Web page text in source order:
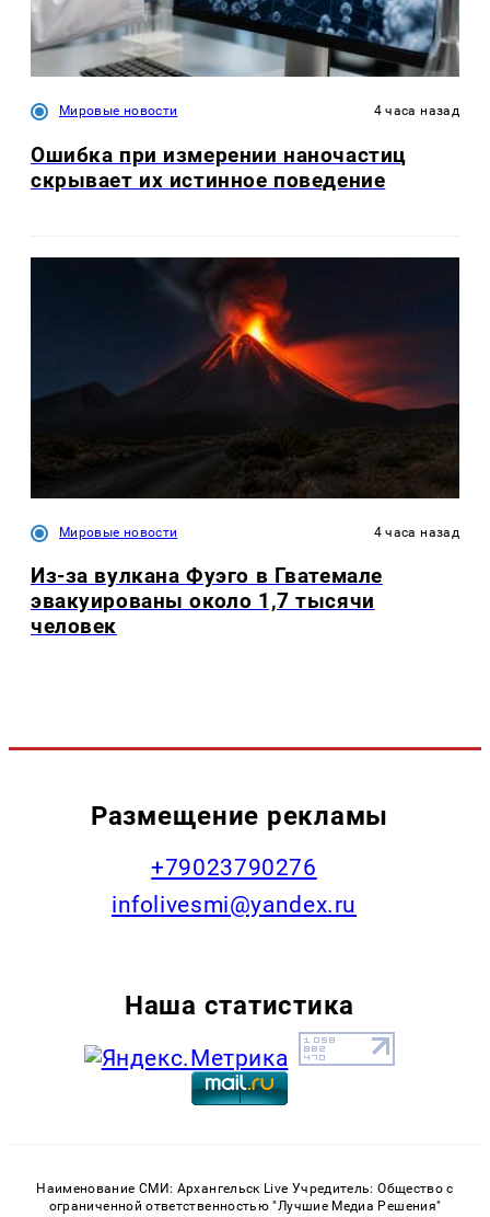
Мировые новости 4 часа назад
Ошибка при измерении наночастиц
скрывает их истинное поведение
Мировые новости 4 часа назад
Из-за вулкана Фуэго в Гватемале
эвакуированы около 1,7 тысячи
человек
Размещение рекламы
+79023790276
infolivesmi@yandex.ru
Наша статистика
Наименование СМИ: Архангельск Live Учредитель: Общество с
ограниченной ответственностью "Лучшие Медиа Решения"